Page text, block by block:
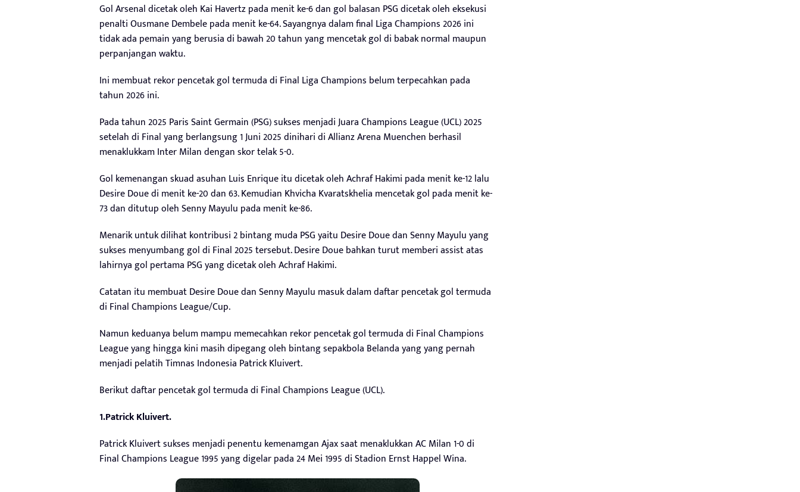
Gol Arsenal dicetak oleh Kai Havertz pada menit ke-6 dan gol balasan PSG dicetak oleh eksekusi
penalti Ousmane Dembele pada menit ke-64. Sayangnya dalam final Liga Champions 2026 ini
tidak ada pemain yang berusia di bawah 20 tahun yang mencetak gol di babak normal maupun
perpanjangan waktu.
Ini membuat rekor pencetak gol termuda di Final Liga Champions belum terpecahkan pada
tahun 2026 ini.
Pada tahun 2025 Paris Saint Germain (PSG) sukses menjadi Juara Champions League (UCL) 2025
setelah di Final yang berlangsung 1 Juni 2025 dinihari di Allianz Arena Muenchen berhasil
menaklukkam Inter Milan dengan skor telak 5-0.
Gol kemenangan skuad asuhan Luis Enrique itu dicetak oleh Achraf Hakimi pada menit ke-12 lalu
Desire Doue di menit ke-20 dan 63. Kemudian Khvicha Kvaratskhelia mencetak gol pada menit ke-
73 dan ditutup oleh Senny Mayulu pada menit ke-86.
Menarik untuk dilihat kontribusi 2 bintang muda PSG yaitu Desire Doue dan Senny Mayulu yang
sukses menyumbang gol di Final 2025 tersebut. Desire Doue bahkan turut memberi assist atas
lahirnya gol pertama PSG yang dicetak oleh Achraf Hakimi.
Catatan itu membuat Desire Doue dan Senny Mayulu masuk dalam daftar pencetak gol termuda
di Final Champions League/Cup.
Namun keduanya belum mampu memecahkan rekor pencetak gol termuda di Final Champions
League yang hingga kini masih dipegang oleh bintang sepakbola Belanda yang yang pernah
menjadi pelatih Timnas Indonesia Patrick Kluivert.
Berikut daftar pencetak gol termuda di Final Champions League (UCL).
1.Patrick Kluivert.
Patrick Kluivert sukses menjadi penentu kemenamgan Ajax saat menaklukkan AC Milan 1-0 di
Final Champions League 1995 yang digelar pada 24 Mei 1995 di Stadion Ernst Happel Wina.